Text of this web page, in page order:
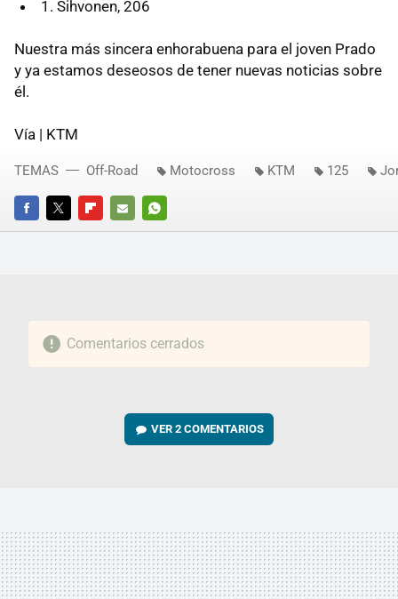
Sihvonen, 206
Nuestra más sincera enhorabuena para el joven Prado
y ya estamos deseosos de tener nuevas noticias sobre
él.
Vía | KTM
FACEBOOKTWITTERFLIPBOARD
E-
WHATSAPP
TEMAS Off-Road Motocross KTM 125
Comentarios cerrados
VER2 COMENTARIOS